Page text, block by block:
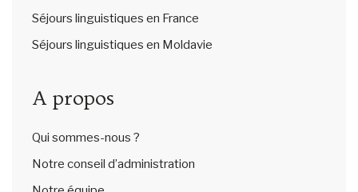
Séjours linguistiques en France
Séjours linguistiques en Moldavie
A propos
Qui sommes-nous ?
Notre conseil d’administration